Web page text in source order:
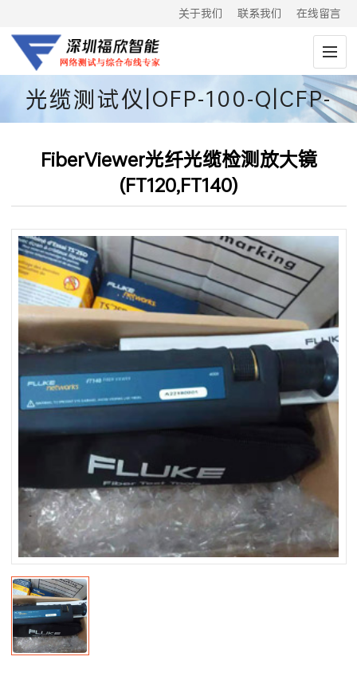
关于我们 联系我们 在线留言
光缆测试仪|OFP-100-Q|CFP-
100-Q
FiberViewer光纤光缆检测放大镜
(FT120,FT140)